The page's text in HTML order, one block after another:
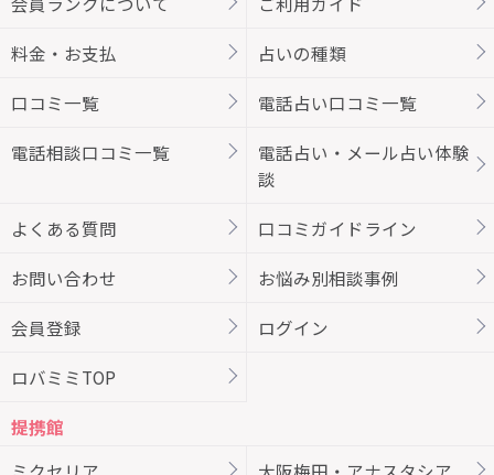
料金・お支払 占いの種類
口コミ一覧 電話占い口コミ一覧
電話相談口コミ一覧
電話占い・メール占い体験
談
よくある質問 口コミガイドライン
お問い合わせ お悩み別相談事例
会員登録 ログイン
ロバミミTOP
提携館